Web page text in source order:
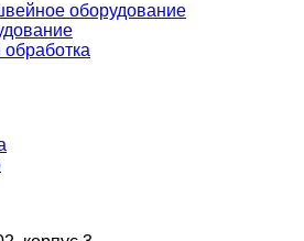
оборудование